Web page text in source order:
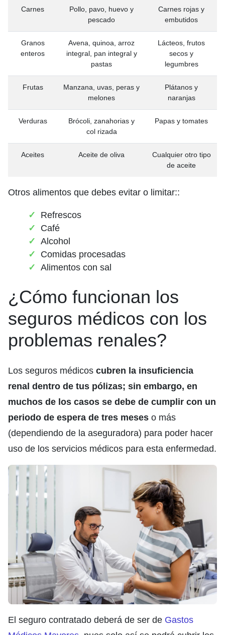
Carnes
Pollo, pavo, huevo y
pescado
Carnes rojas y
embutidos
Granos
enteros
Avena, quinoa, arroz
integral, pan integral y
pastas
Lácteos, frutos
secos y
legumbres
Frutas
Manzana, uvas, peras y
melones
Plátanos y
naranjas
Verduras
Brócoli, zanahorias y
col rizada
Papas y tomates
Aceites Aceite de oliva
Cualquier otro tipo
de aceite
Otros alimentos que debes evitar o limitar::
Refrescos
Café
Alcohol
Comidas procesadas
Alimentos con sal
¿Cómo funcionan los
seguros médicos con los
problemas renales?
Los seguros médicos cubren la insuficiencia
renal dentro de tus pólizas; sin embargo, en
muchos de los casos se debe de cumplir con un
periodo de espera de tres meses o más
(dependiendo de la aseguradora) para poder hacer
uso de los servicios médicos para esta enfermedad.
El seguro contratado deberá de ser de Gastos